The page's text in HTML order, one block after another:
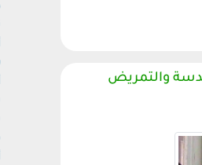
والتمريض